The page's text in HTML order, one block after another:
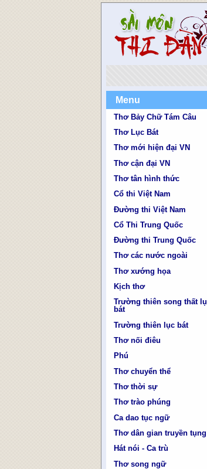
Menu
Thơ Bảy Chữ Tám Câu
Thơ Lục Bát
Thơ mới hiện đại VN
Thơ cận đại VN
Thơ tân hình thức
Cổ thi Việt Nam
Đường thi Việt Nam
Cổ Thi Trung Quốc
Đường thi Trung Quốc
Thơ các nước ngoài
Thơ xướng họa
Kịch thơ
Trường thiên song thất
bát
Trường thiên lục bát
Thơ nối điêu
Phú
Thơ chuyển thể
Thơ thời sự
Thơ trào phúng
Ca dao tục ngữ
Thơ dân gian truyền tụng
Hát nói - Ca trù
Thơ song ngữ